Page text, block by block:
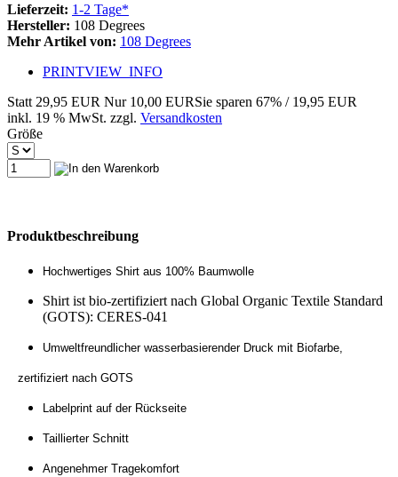
Lieferzeit: 1-2 Tage*
Hersteller: 108 Degrees
Mehr Artikel von: 108 Degrees
PRINTVIEW_INFO
Statt 29,95 EUR Nur 10,00 EURSie sparen 67% / 19,95 EUR
inkl. 19 % MwSt. zzgl. Versandkosten
Größe
Produktbeschreibung
Hochwertiges Shirt aus 100% Baumwolle
Shirt ist bio-zertifiziert nach Global Organic Textile Standard
(GOTS): CERES-041
Umweltfreundlicher wasserbasierender Druck mit Biofarbe,
zertifiziert nach GOTS
Labelprint auf der Rückseite
Taillierter Schnitt
Angenehmer Tragekomfort